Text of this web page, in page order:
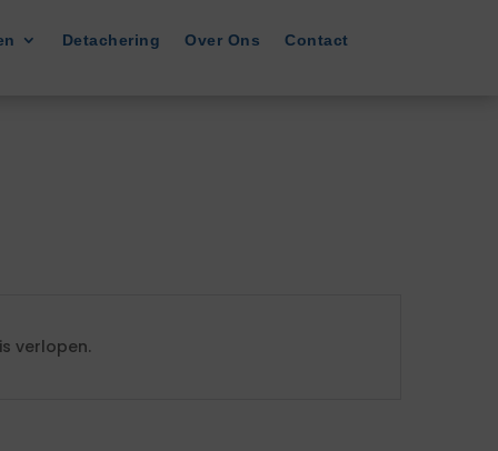
Detachering Over Ons Contact
verlopen.